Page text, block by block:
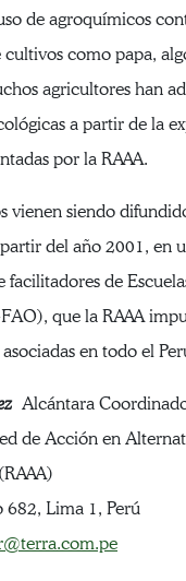
de agroquímicos
como papa,
agricultores han
a partir de la
por la RAAA.
vienen siendo
del año 2001, en
facilitadores de
que la RAAA
en todo el
Alcántara
de Acción en
682, Lima 1, Perú